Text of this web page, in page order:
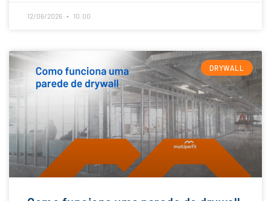
12/06/2026 10:00
DRYWALL